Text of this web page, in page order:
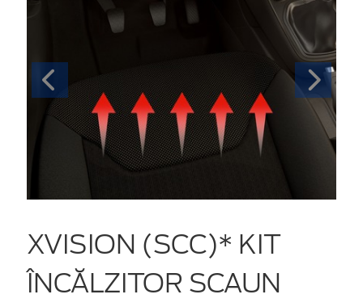
XVISION (SCC)* KIT
ÎNCĂLZITOR SCAUN